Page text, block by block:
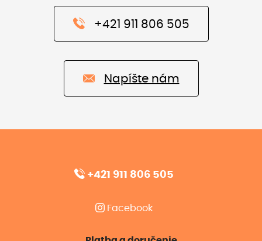
+421 911 806 505
Napíšte nám
+421 911 806 505
Facebook